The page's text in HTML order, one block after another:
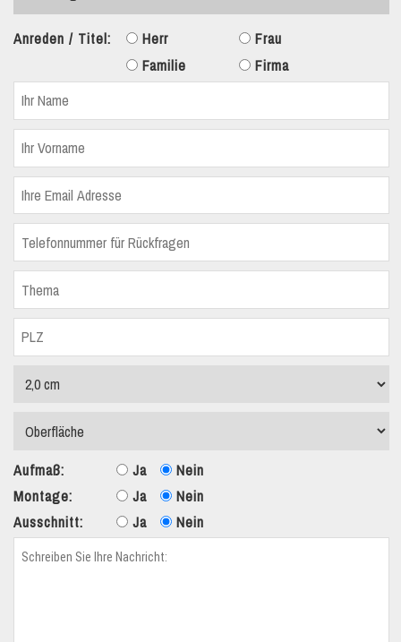
Anreden / Titel: Herr
Frau
Familie
Firma
Aufmaß: Ja
Nein
Montage:
Ja
Nein
Ausschnitt:
Ja Nein